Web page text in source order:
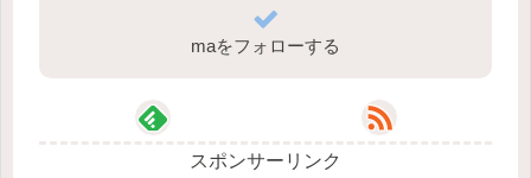
maをフォローする
スポンサーリンク